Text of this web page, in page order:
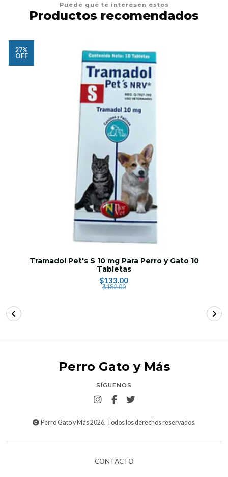
Puede que te interesen estos
Productos recomendados
27%
OFF
Tramadol Pet's S 10 mg Para Perro y Gato 10
Tabletas
$133.00
$182.00
Perro Gato y Más
SÍGUENOS
Perro Gato y Más 2026. Todos los derechos reservados.
CONTACTO